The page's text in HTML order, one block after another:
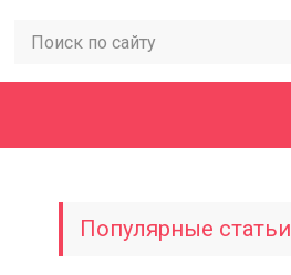
Популярные статьи